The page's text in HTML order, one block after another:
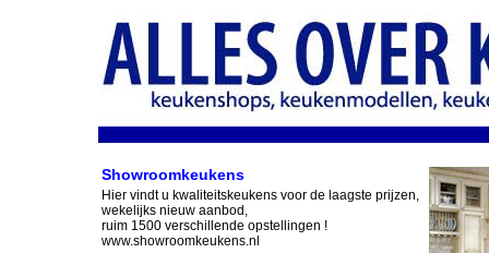
Showroomkeukens
Hier vindt u kwaliteitskeukens voor de laagste prijzen,
wekelijks nieuw aanbod,
ruim 1500 verschillende opstellingen !
www.showroomkeukens.nl